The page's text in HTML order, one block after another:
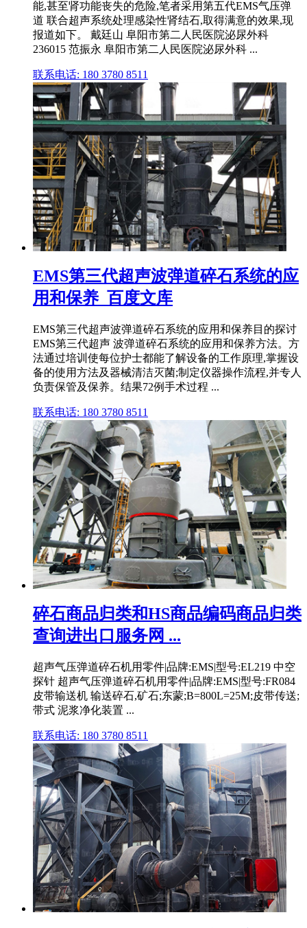
能,甚至肾功能丧失的危险,笔者采用第五代EMS气压弹
道 联合超声系统处理感染性肾结石,取得满意的效果,现
报道如下。 戴廷山 阜阳市第二人民医院泌尿外科
236015 范振永 阜阳市第二人民医院泌尿外科 ...
联系电话: 180 3780 8511
EMS第三代超声波弹道碎石系统的应
用和保养_百度文库
EMS第三代超声波弹道碎石系统的应用和保养目的探讨
EMS第三代超声 波弹道碎石系统的应用和保养方法。方
法通过培训使每位护士都能了解设备的工作原理,掌握设
备的使用方法及器械清洁灭菌;制定仪器操作流程,并专人
负责保管及保养。结果72例手术过程 ...
联系电话: 180 3780 8511
碎石商品归类和HS商品编码商品归类
查询进出口服务网 ...
超声气压弹道碎石机用零件|品牌:EMS|型号:EL219 中空
探针 超声气压弹道碎石机用零件|品牌:EMS|型号:FR084
皮带输送机 输送碎石,矿石;东蒙;B=800L=25M;皮带传送;
带式 泥浆净化装置 ...
联系电话: 180 3780 8511